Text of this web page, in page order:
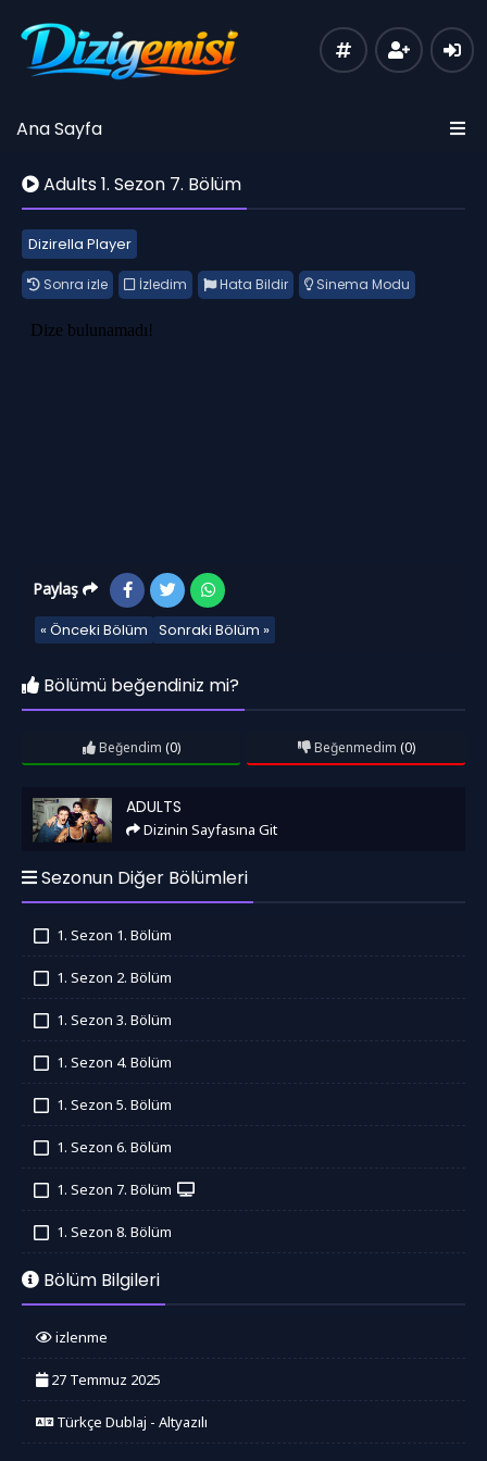
Ana Sayfa
Adults 1. Sezon 7. Bölüm
Dizirella Player
Sonra izle İzledim Hata Bildir Sinema Modu
Paylaş
« Önceki Bölüm Sonraki Bölüm »
Bölümü beğendiniz mi?
Beğendim (0) Beğenmedim (0)
Adults ADULTS
Dizinin Sayfasına Git
Sezonun Diğer Bölümleri
1. Sezon 1. Bölüm
1. Sezon 2. Bölüm
1. Sezon 3. Bölüm
1. Sezon 4. Bölüm
1. Sezon 5. Bölüm
1. Sezon 6. Bölüm
1. Sezon 7. Bölüm
1. Sezon 8. Bölüm
Bölüm Bilgileri
izlenme
27 Temmuz 2025
Türkçe Dublaj - Altyazılı